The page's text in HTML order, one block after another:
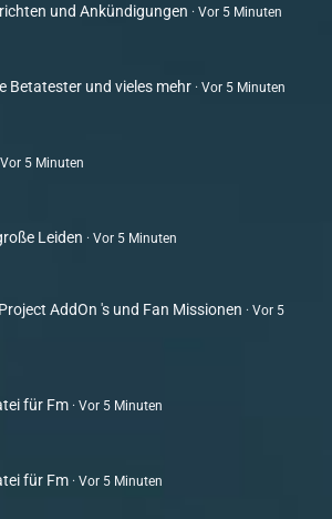
und Ankündigungen Vor 5 Minuten
Betatester und vieles mehr Vor 5 Minuten
Vor 5 Minuten
Leiden Vor 5 Minuten
AddOn 's und Fan Missionen
Vor 5
für Fm Vor 5 Minuten
für Fm Vor 5 Minuten